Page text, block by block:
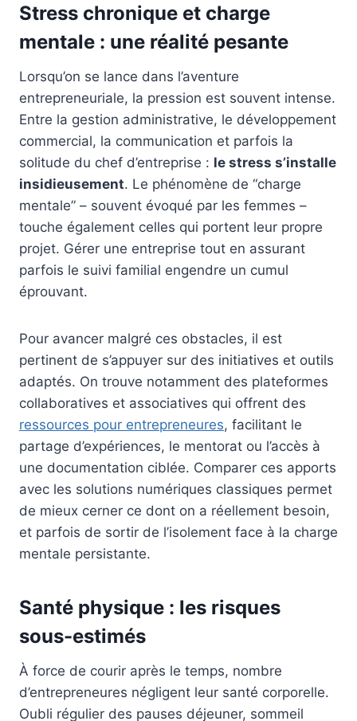
Stress chronique et charge
mentale : une réalité pesante
Lorsqu’on se lance dans l’aventure
entrepreneuriale, la pression est souvent intense.
Entre la gestion administrative, le développement
commercial, la communication et parfois la
solitude du chef d’entreprise : le stress s’installe
insidieusement. Le phénomène de “charge
mentale” – souvent évoqué par les femmes –
touche également celles qui portent leur propre
projet. Gérer une entreprise tout en assurant
parfois le suivi familial engendre un cumul
éprouvant.
Pour avancer malgré ces obstacles, il est
pertinent de s’appuyer sur des initiatives et outils
adaptés. On trouve notamment des plateformes
collaboratives et associatives qui offrent des
ressources pour entrepreneures, facilitant le
partage d’expériences, le mentorat ou l’accès à
une documentation ciblée. Comparer ces apports
avec les solutions numériques classiques permet
de mieux cerner ce dont on a réellement besoin,
et parfois de sortir de l’isolement face à la charge
mentale persistante.
Santé physique : les risques
sous-estimés
À force de courir après le temps, nombre
d’entrepreneures négligent leur santé corporelle.
Oubli régulier des pauses déjeuner, sommeil